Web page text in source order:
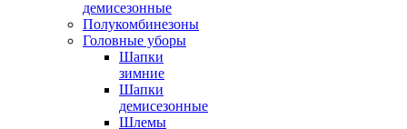
демисезонные
Полукомбинезоны
Головные уборы
Шапки
зимние
Шапки
демисезонные
Шлемы